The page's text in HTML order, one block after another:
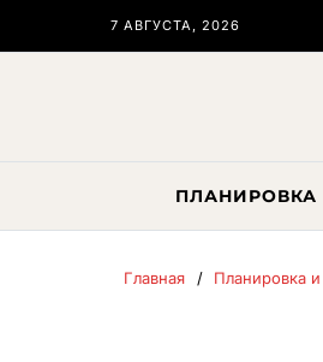
7 АВГУСТА, 2026
ПЛАНИРОВКА
Главная Планировка